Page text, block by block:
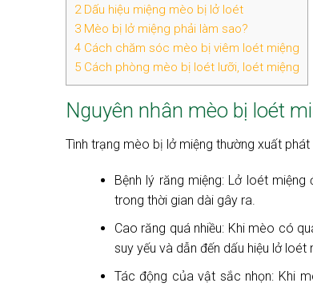
2Dấu hiệu miệng mèo bị lở loét
3 Mèo bị lở miệng phải làm sao?
4 Cách chăm sóc mèo bị viêm loét miệng
5 Cách phòng mèo bị loét lưỡi, loét miệng
Nguyên nhân mèo bị loét
Tình trạng mèo bị lở miệng thường xuất
Bệnh lý răng miệng: Lở loét
trong thời gian dài gây ra.
Cao răng quá nhiều: Khi mèo có
suy yếu và dẫn đến dấu hiệu lở loét
Tác động của vật sắc nhọn: Khi